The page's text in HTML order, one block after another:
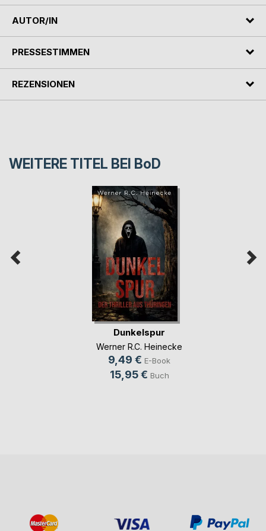
AUTOR/IN
PRESSESTIMMEN
REZENSIONEN
WEITERE TITEL BEI BoD
Dunkelspur
Werner R.C. Heinecke
9,49 € E-Book
15,95 € Buch